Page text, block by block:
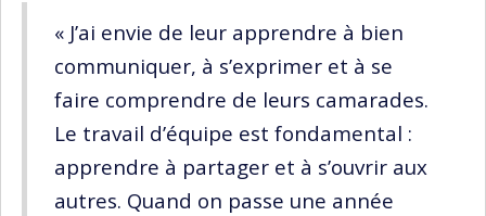
« J’ai envie de leur apprendre à bien
communiquer, à s’exprimer et à se
faire comprendre de leurs camarades.
Le travail d’équipe est fondamental :
apprendre à partager et à s’ouvrir aux
autres. Quand on passe une année